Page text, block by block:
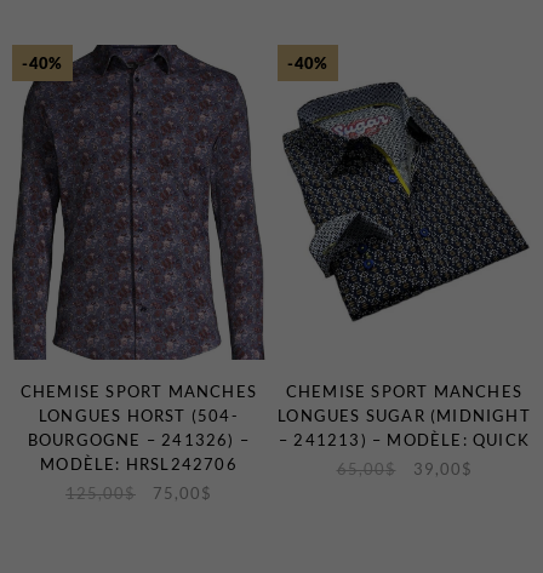
-40%
CHEMISE SPORT MANCHES
LONGUES HORST (504-
BOURGOGNE – 241326) –
MODÈLE: HRSL242706
125,00$ 75,00 $
-40%
CHEMISE SPORT MANCHES
LONGUES SUGAR (MIDNIGHT
– 241213) – MODÈLE: QUICK
65,00$ 39,00 $